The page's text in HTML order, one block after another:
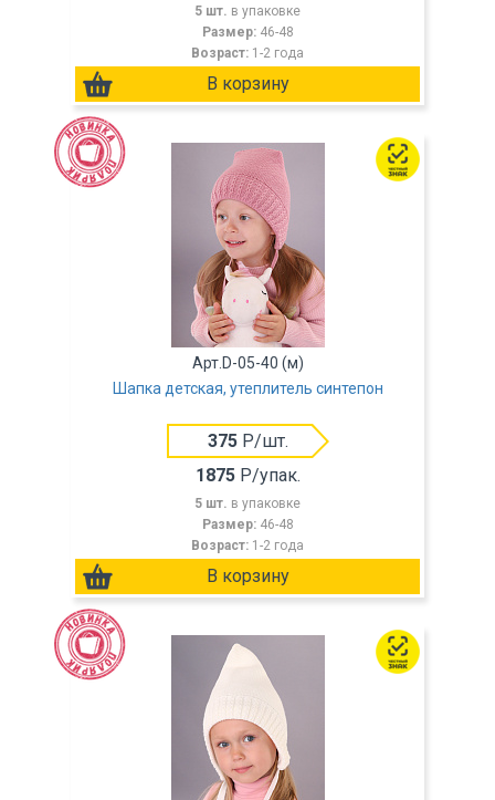
5 шт. в упаковке
Размер: 46-48
Возраст: 1-2 года
Арт.D-05-40 (м)
Шапка детская, утеплитель синтепон
375Р/шт.
1875Р/упак.
5 шт. в упаковке
Размер: 46-48
Возраст: 1-2 года